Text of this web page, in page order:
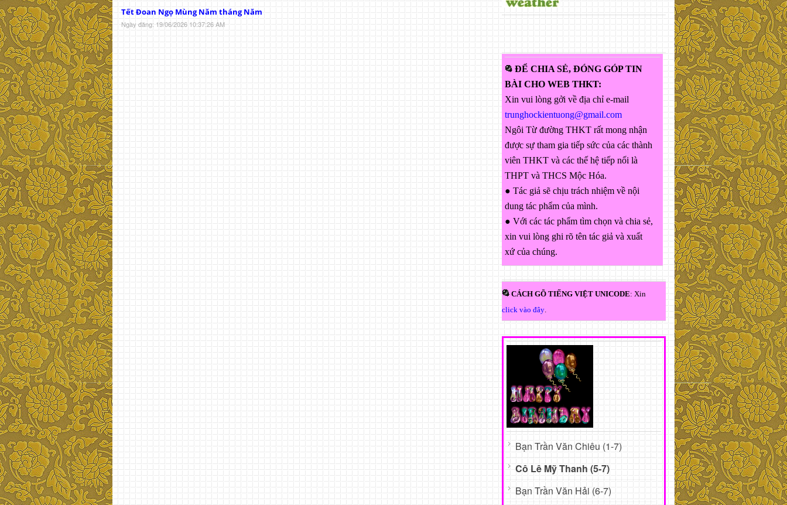
Tết Đoan Ngọ Mùng Năm tháng Năm
Ngày đăng: 19/06/2026 10:37:26 AM
ĐỂ CHIA SẺ, ĐÓNG GÓP TIN
BÀI CHO WEB THKT:
Xin vui lòng gởi về địa chỉ e-mail
trunghockientuong@gmail.com
Ngôi Từ đường THKT rất mong nhận
được sự tham gia tiếp sức của các thành
viên THKT và các thế hệ tiếp nối là
THPT và THCS Mộc Hóa.
● Tác giả sẽ chịu trách nhiệm về nội
dung tác phẩm của mình.
● Với các tác phẩm tìm chọn và chia sẻ,
xin vui lòng ghi rõ tên tác giả và xuất
xứ của chúng.
CÁCH GÕ TIẾNG VIỆT UNICODE: Xin
click vào đây
Bạn Trần Văn Chiêu (1-7)
Cô Lê Mỹ Thanh (5-7)
Bạn Trần Văn Hải (6-7)